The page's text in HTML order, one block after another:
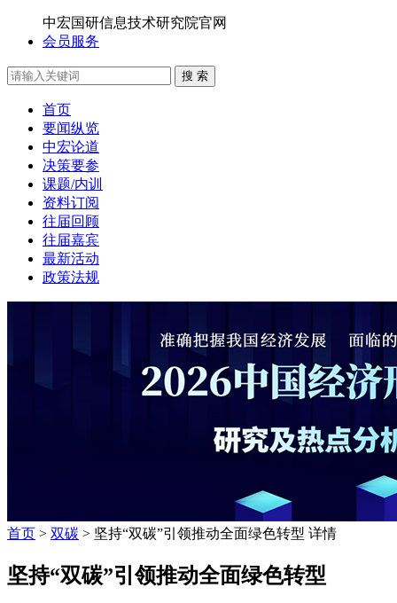
中宏国研信息技术研究院官网
会员服务
搜 索
首页
要闻纵览
中宏论道
决策要参
课题/内训
资料订阅
往届回顾
往届嘉宾
最新活动
政策法规
首页 > 双碳 > 坚持“双碳”引领推动全面绿色转型 详情
坚持“双碳”引领推动全面绿色转型